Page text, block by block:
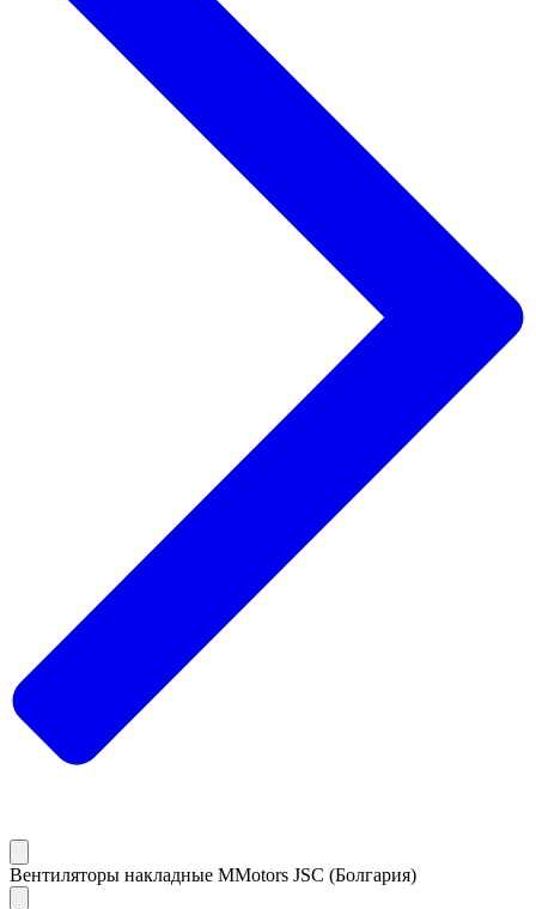
Вентиляторы накладные MMotors JSC (Болгария)